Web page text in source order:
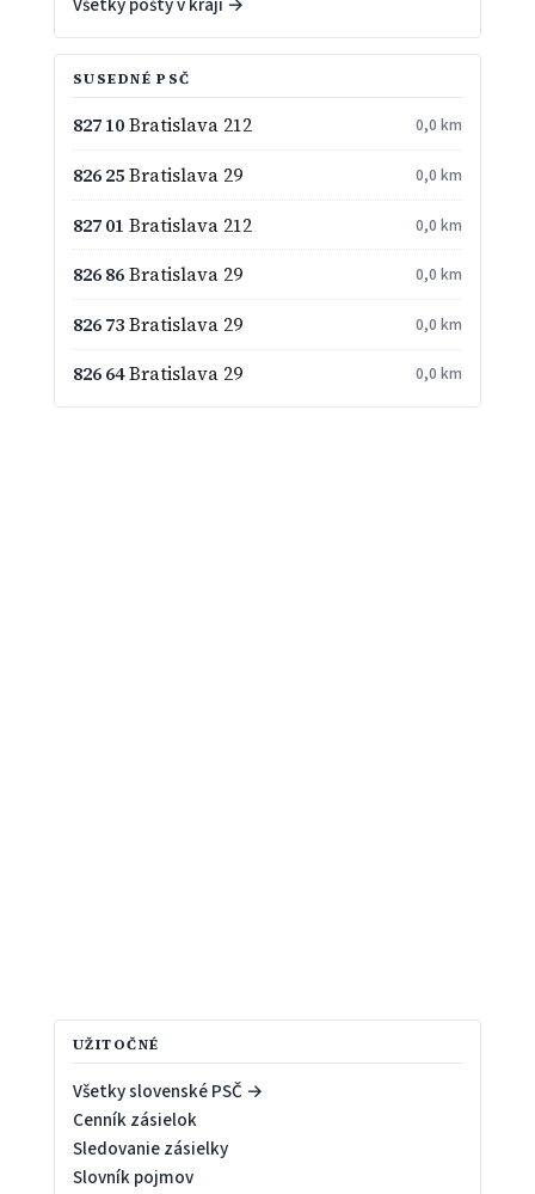
SUSEDNÉ PSČ
827 10Bratislava 212 0,0 km
826 25Bratislava 29 0,0 km
827 01 Bratislava 212 0,0 km
826 86Bratislava 29 0,0 km
826 73Bratislava 29 0,0 km
826 64Bratislava 29 0,0 km
UŽITOČNÉ
Všetky slovenské PSČ →
Cenník zásielok
Sledovanie zásielky
Slovník pojmov